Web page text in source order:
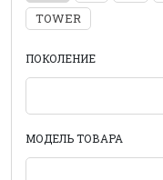
TOWER
ПОКОЛЕНИЕ
МОДЕЛЬ ТОВАРА